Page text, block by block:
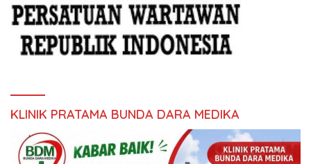
KLINIK PRATAMA BUNDA DARA MEDIKA